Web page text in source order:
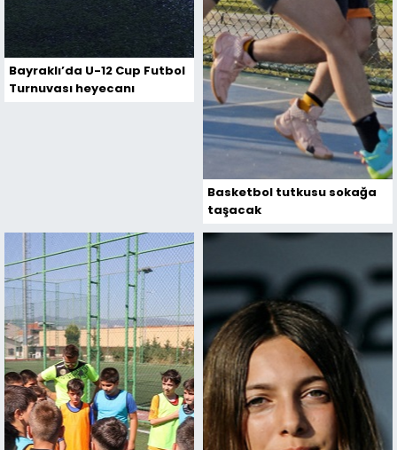
Bayraklı’da U-12 Cup Futbol
Turnuvası heyecanı
Basketbol tutkusu sokağa
taşacak